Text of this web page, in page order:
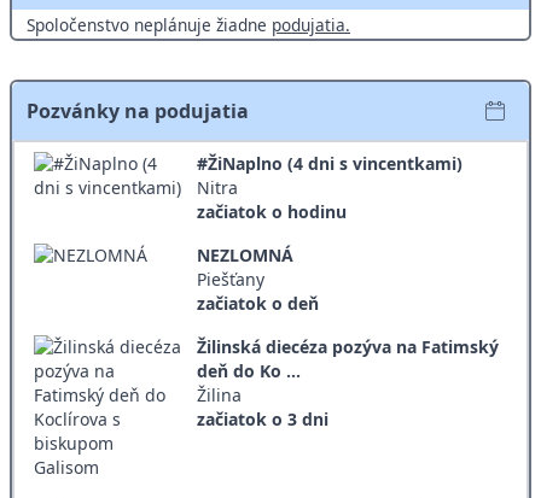
Spoločenstvo neplánuje žiadne podujatia.
Pozvánky na podujatia
#ŽiNaplno (4 dni s vincentkami)
Nitra
začiatok o hodinu
NEZLOMNÁ
Piešťany
začiatok o deň
Žilinská diecéza pozýva na Fatimský
deň do Ko ...
Žilina
začiatok o 3 dni